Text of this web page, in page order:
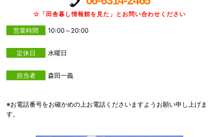
☆「田舎暮し情報館を見た」とお問い合わせください
営業時間 10:00～20:00
定休日 水曜日
担当者 森田一義
※お電話番号をお確かめの上お電話くださいますようお願い申し上げま
す。